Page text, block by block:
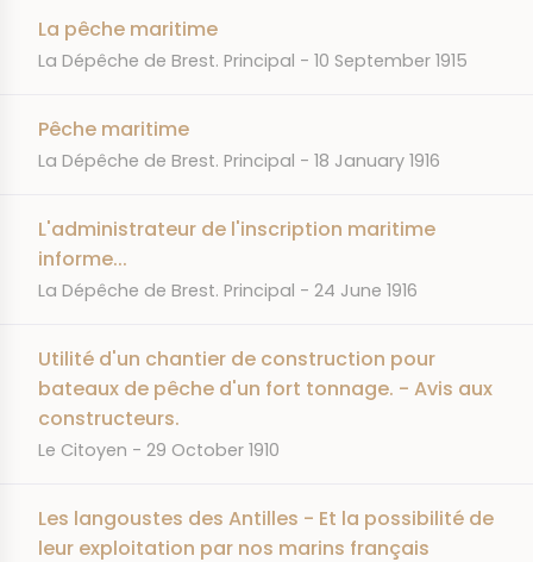
La pêche maritime
JOURNAL
La Dépêche de Brest. Principal DATE
10 September 1915
Pêche maritime
JOURNAL
La Dépêche de Brest. Principal DATE
18 January 1916
L'administrateur de l'inscription maritime
informe...
JOURNAL
La Dépêche de Brest. Principal DATE
24 June 1916
Utilité d'un chantier de construction pour
bateaux de pêche d'un fort tonnage. - Avis aux
constructeurs.
JOURNAL
Le Citoyen DATE
29 October 1910
Les langoustes des Antilles - Et la possibilité de
leur exploitation par nos marins français